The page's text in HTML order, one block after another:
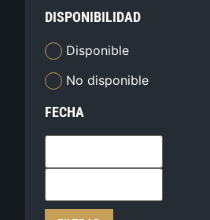
DISPONIBILIDAD
Disponible
No disponible
FECHA